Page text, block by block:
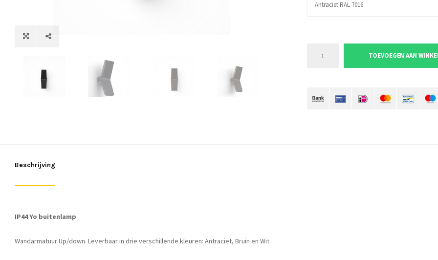
Antraciet RAL 7016
TOEVOEGEN AAN
Beschrijving
IP44 Yo buitenlamp
Wandarmatuur Up/down. Leverbaar in drie verschillende kleuren: Antraciet, Bruin en Wit.